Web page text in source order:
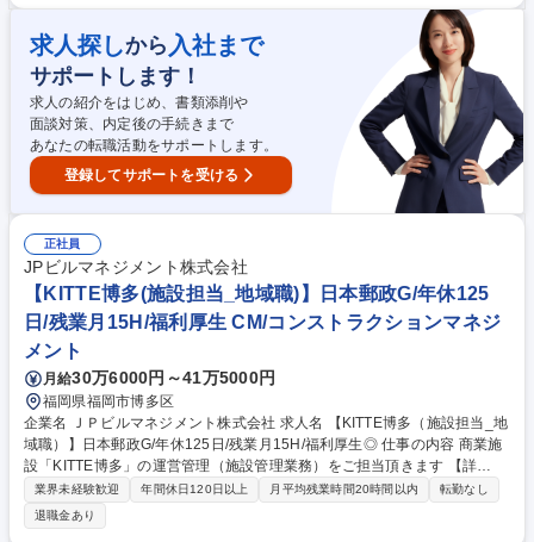
リー設計・資料作成 ■ソリューションアーキテクトと連携した要件整理・
見積・提案 ■契約交渉・クロージング ■受注後のPJ進行窓口 ■営業プロセ
ス・ナレッジ構築【仕事の魅力】AIを駆使するアーキテクトと組み、枠に
囚われない自由な提案で真の課題解決に挑戦可能。立ち上げメンバーとし
て成長を牽引できます。 募集職種 週4リモート【ソリューションセール
ス】物流DXを推進する独自AIソリューション
求人探しから 入社まで
サポートします！
求人の紹介をはじめ、書類添削や
面談対策、内定後の手続きまで
あなたの転職活動をサポートします。
登録してサポートを受ける
正社員
JPビルマネジメント株式会社
【KITTE博多(施設担当_地域職)】日本郵政G/年休125
日/残業月15H/福利厚生 CM/コンストラクションマネジ
メント
月給30万6000円～41万5000円
福岡県福岡市博多区
企業名 ＪＰビルマネジメント株式会社 求人名 【KITTE博多（施設担当_地
域職）】日本郵政G/年休125日/残業月15H/福利厚生◎ 仕事の内容 商業施
設「KITTE博多」の運営管理（施設管理業務）をご担当頂きます 【詳
細】・施設管理業務（設備・清掃・警備等ビルメンテナンス会社等の統括
管理業務（業務進捗管理監督、指導等）） ・施設の運営管理業務（事業者
対応業務、PMレポート、提案業務、施設の維持保全等） ・テナント対応
業界未経験歓迎 年間休日120日以上 月平均残業時間20時間以内
転勤なし
退職金あり